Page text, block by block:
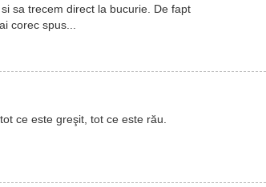
sa trecem direct la bucurie. De fapt
corec spus...
ce este greşit, tot ce este rău.